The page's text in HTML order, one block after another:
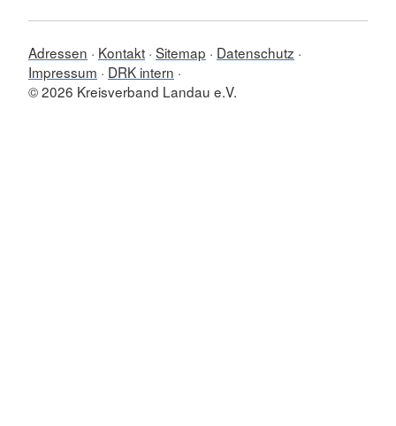
Adressen Kontakt Sitemap
Datenschutz
Impressum
DRK intern
© 2026 Kreisverband Landau e.V.